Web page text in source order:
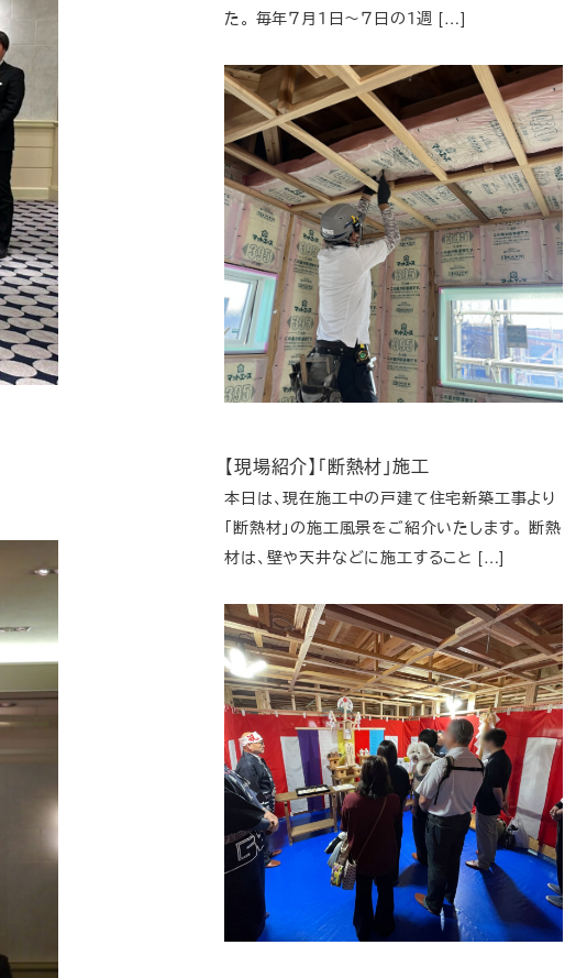
た。 毎年７月１日～７日の１週 […]
【現場紹介】「断熱材」施工
本日は、現在施工中の戸建て住宅新築工事より
「断熱材」の施工風景をご紹介いたします。 断熱
材は、壁や天井などに施工すること […]